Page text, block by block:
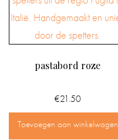
pastabord roze
€21.50
Toevoegen aan winkelwagen